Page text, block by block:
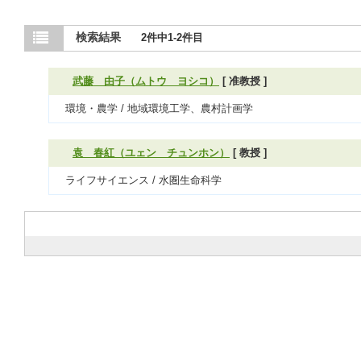
検索結果 2件中1-2件目
武藤 由子（ムトウ ヨシコ） [ 准教授 ]
環境・農学 / 地域環境工学、農村計画学
袁 春紅（ユェン チュンホン） [ 教授 ]
ライフサイエンス / 水圏生命科学